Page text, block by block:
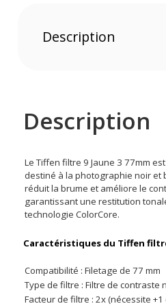
Description
Description
Le Tiffen filtre 9 Jaune 3 77mm
destiné à la photographie noir et
réduit la brume et améliore le
garantissant une restitution
technologie ColorCore.
Caractéristiques du Tiffen
Compatibilité : Filetage de 77 mm
Type de filtre : Filtre de contraste
Facteur de filtre : 2x (nécessite